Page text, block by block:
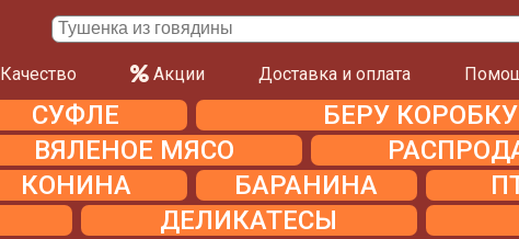
Качество Акции Доставка и оплата
СУФЛЕ БЕРУ
ВЯЛЕНОЕ МЯСО
КОНИНА БАРАНИНА
ДЕЛИКАТЕСЫ